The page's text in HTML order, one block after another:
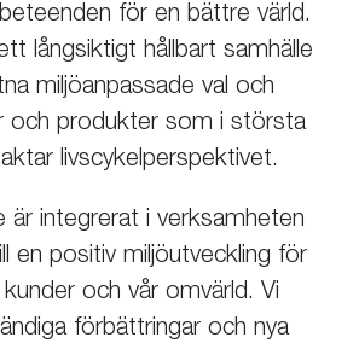
för en bättre värld.
långsiktigt hållbart samhälle
miljöanpassade val och
och produkter som i största
livscykelperspektivet.
är integrerat i verksamheten
en positiv miljöutveckling för
och vår omvärld. Vi
förbättringar och nya